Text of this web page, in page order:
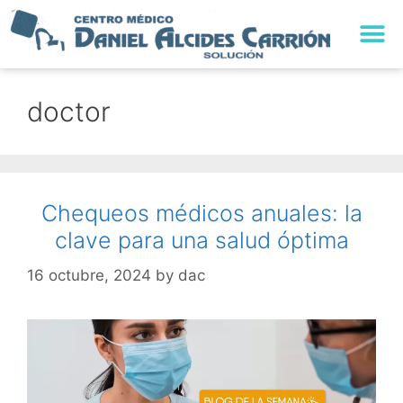
doctor
Chequeos médicos anuales: la
clave para una salud óptima
16 octubre, 2024 by dac